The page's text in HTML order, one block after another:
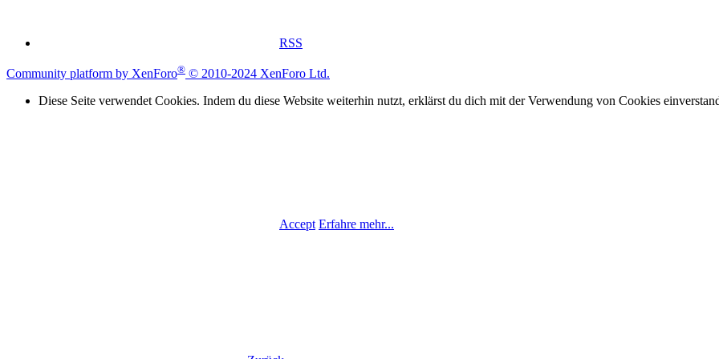
RSS
Community platform by XenForo® © 2010-2024 XenForo Ltd.
Diese Seite verwendet Cookies. Indem du diese Website weiterhin nutzt, erklärst du dich mit der Verwendung von Cookies
Accept Erfahre mehr...